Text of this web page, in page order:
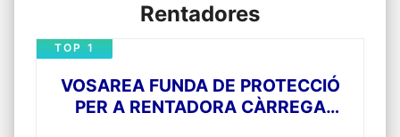
Rentadores
VOSAREA FUNDA DE PROTECCIÓ
PER A RENTADORA CÀRREGA
TOP 1